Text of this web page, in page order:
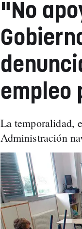
"No
empleo
La temporalidad,
Administración